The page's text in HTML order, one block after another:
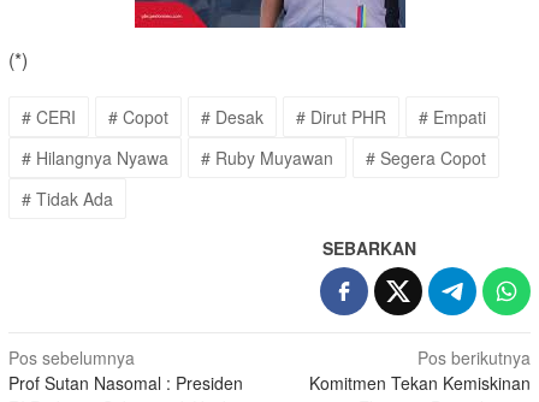
(*)
# CERI # Copot # Desak # Dirut PHR
# Empati
# Hilangnya Nyawa
# Ruby Muyawan
# Segera Copot
# Tidak Ada
SEBARKAN
Navigasi
Pos sebelumnya
Prof Sutan Nasomal : Presiden
Pos berikutnya
Komitmen Tekan Kemiskinan